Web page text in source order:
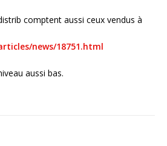
comptent aussi ceux vendus à
news/18751.html
aussi bas.